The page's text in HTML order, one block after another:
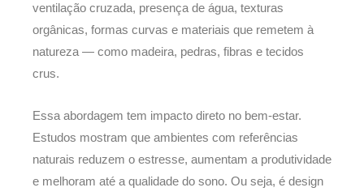
ventilação cruzada, presença de água, texturas
orgânicas, formas curvas e materiais que remetem à
natureza — como madeira, pedras, fibras e tecidos
crus.
Essa abordagem tem impacto direto no bem-estar.
Estudos mostram que ambientes com referências
naturais reduzem o estresse, aumentam a produtividade
e melhoram até a qualidade do sono. Ou seja, é design